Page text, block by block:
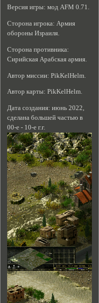
Версия игры: мод AFM 0.71.
Сторона игрока: Армия
обороны Израиля.
Сторона противника:
Сирийская Арабская армия.
Автор миссии: PikKelHelm.
Автор карты: PikKelHelm.
Дата создания: июнь 2022,
сделана большей частью в
00-е - 10-е г.г.